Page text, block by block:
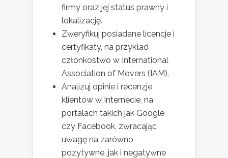
firmy oraz jej status prawny i
lokalizację.
Zweryfikuj posiadane licencje i
certyfikaty, na przykład
członkostwo w International
Association of Movers (IAM).
Analizuj opinie i recenzje
klientów w Internecie, na
portalach takich jak Google
czy Facebook, zwracając
uwagę na zarówno
pozytywne, jak i negatywne